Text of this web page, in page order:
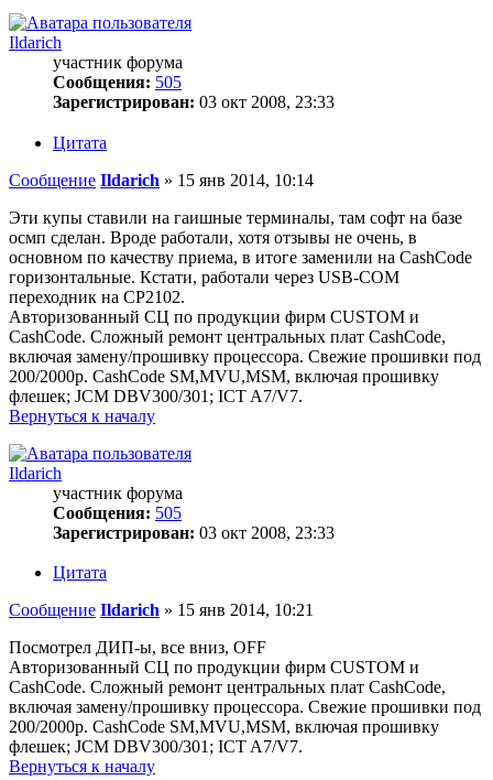
Ildarich
участник форума
Сообщения: 505
Зарегистрирован: 03 окт 2008, 23:33
Цитата
Сообщение Ildarich » 15 янв 2014, 10:14
Эти купы ставили на гаишные терминалы, там софт на базе
осмп сделан. Вроде работали, хотя отзывы не очень, в
основном по качеству приема, в итоге заменили на CashCode
горизонтальные. Кстати, работали через USB-COM
переходник на СР2102.
Авторизованный СЦ по продукции фирм CUSTOM и
CashCode. Сложный ремонт центральных плат CashCode,
включая замену/прошивку процессора. Свежие прошивки под
200/2000р. CashCode SM,MVU,MSM, включая прошивку
флешек; JCM DBV300/301; ICT A7/V7.
Вернуться к началу
Ildarich
участник форума
Сообщения: 505
Зарегистрирован: 03 окт 2008, 23:33
Цитата
Сообщение Ildarich » 15 янв 2014, 10:21
Посмотрел ДИП-ы, все вниз, OFF
Авторизованный СЦ по продукции фирм CUSTOM и
CashCode. Сложный ремонт центральных плат CashCode,
включая замену/прошивку процессора. Свежие прошивки под
200/2000р. CashCode SM,MVU,MSM, включая прошивку
флешек; JCM DBV300/301; ICT A7/V7.
Вернуться к началу